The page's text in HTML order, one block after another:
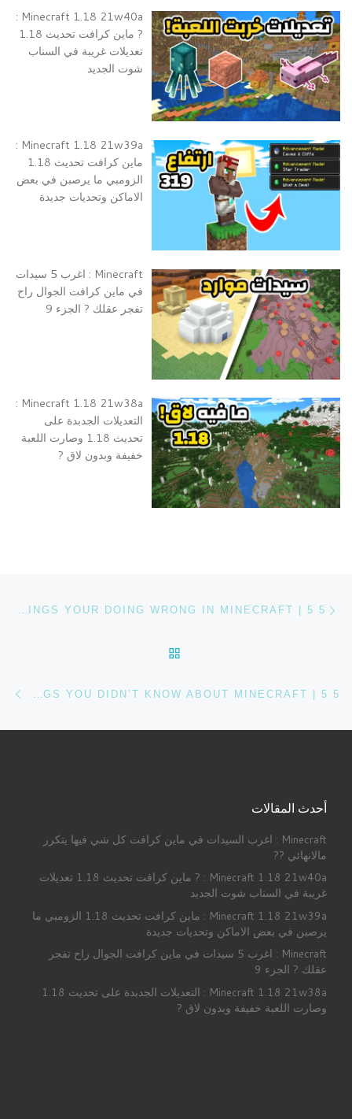
Minecraft 1.18 21w40a :
? ماين كرافت تحديث 1.18
تعديلات غريبة في السناب
شوت الجديد
Minecraft 1.18 21w39a :
ماين كرافت تحديث 1.18
الزومبي ما يرصبن في بعض
الاماكن وتحديات جديدة
Minecraft : اغرب 5 سيدات
في ماين كرافت الجوال راح
تفجر عقلك ? الجزء 9
Minecraft 1.18 21w38a :
التعديلات الجدبدة على
تحديث 1.18 وصارت اللعبة
خفيفة وبدون لاق ?
تصفح التدوينة
BACK TO POST LIST
أحدث المقالات
Minecraft : اغرب السيدات في ماين كرافت كل شي فيها يتكرر
مالانهائي ??
Minecraft 1.18 21w40a : ? ماين كرافت تحديث 1.18 تعديلات
غريبة في السناب شوت الجديد
Minecraft 1.18 21w39a : ماين كرافت تحديث 1.18 الزومبي ما
يرصبن في بعض الاماكن وتحديات جديدة
Minecraft : اغرب 5 سيدات في ماين كرافت الجوال راح تفجر
عقلك ? الجزء 9
Minecraft 1.18 21w38a : التعديلات الجدبدة على تحديث 1.18
وصارت اللعبة خفيفة وبدون لاق ?